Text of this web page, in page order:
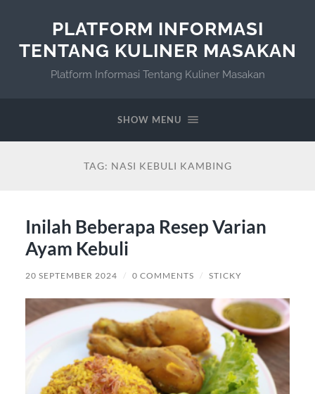
PLATFORM INFORMASI
TENTANG KULINER MASAKAN
Platform Informasi Tentang Kuliner Masakan
SHOW MENU
TAG: NASI KEBULI KAMBING
Inilah Beberapa Resep Varian
Ayam Kebuli
20 SEPTEMBER 2024 / 0 COMMENTS / STICKY